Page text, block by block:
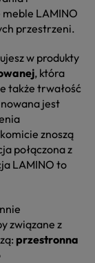
meble LAMINO
przestrzeni.
w produkty
, która
także trwałość
jest
znoszą
połączona z
LAMINO to
związane z
przestronna